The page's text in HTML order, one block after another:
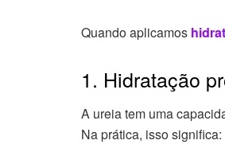
Quando aplicamos
1. Hidratação
A ureia tem uma
Na prática, isso significa: